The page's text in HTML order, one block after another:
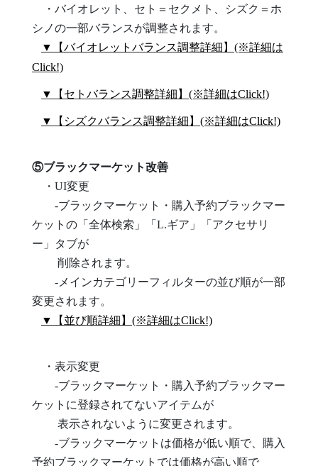
・バイオレット、セト＝セクメト、シズク＝ホ
シノの一部バランスが調整されます。
▼【バイオレットバランス調整詳細】(※詳細は
Click!)
▼【セトバランス調整詳細】(※詳細はClick!)
▼【シズクバランス調整詳細】(※詳細はClick!)
⑤ブラックマーケット改善
・UI変更
-ブラックマーケット・購入予約ブラックマー
ケットの「全体検索」「L.ギア」「アクセサリ
ー」タブが
削除されます。
-メインカテゴリーフィルターの並び順が一部
変更されます。
▼【並び順詳細】(※詳細はClick!)
・表示変更
-ブラックマーケット・購入予約ブラックマー
ケットに登録されてないアイテムが
表示されないように変更されます。
-ブラックマーケットは価格が低い順で、購入
予約ブラックマーケットでは価格が高い順で